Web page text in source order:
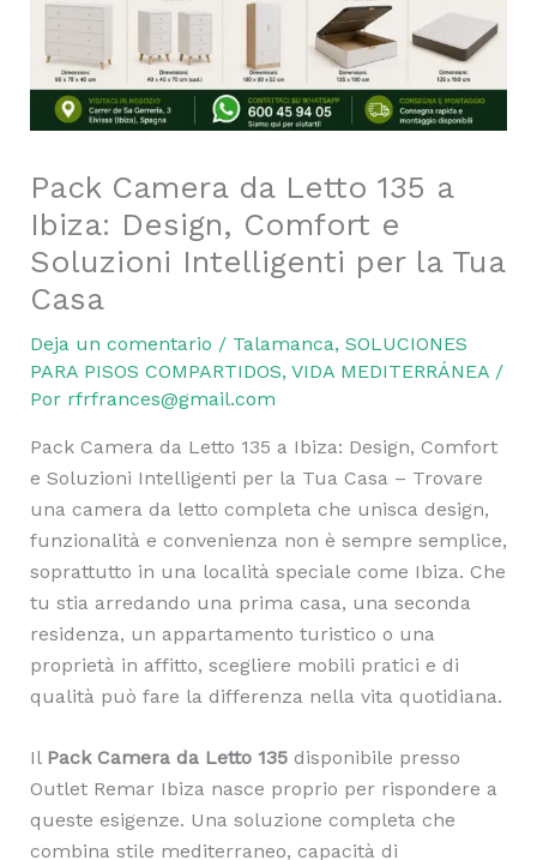
Pack Camera da Letto 135 a
Ibiza: Design, Comfort e
Soluzioni Intelligenti per la Tua
Casa
Deja un comentario / Talamanca, SOLUCIONES
PARA PISOS COMPARTIDOS, VIDA MEDITERRÁNEA/
Por rfrfrances@gmail.com
Pack Camera da Letto 135 a Ibiza: Design, Comfort
e Soluzioni Intelligenti per la Tua Casa – Trovare
una camera da letto completa che unisca design,
funzionalità e convenienza non è sempre semplice,
soprattutto in una località speciale come Ibiza. Che
tu stia arredando una prima casa, una seconda
residenza, un appartamento turistico o una
proprietà in affitto, scegliere mobili pratici e di
qualità può fare la differenza nella vita quotidiana.
Il Pack Camera da Letto 135disponibile presso
Outlet Remar Ibiza nasce proprio per rispondere a
queste esigenze. Una soluzione completa che
combina stile mediterraneo, capacità di